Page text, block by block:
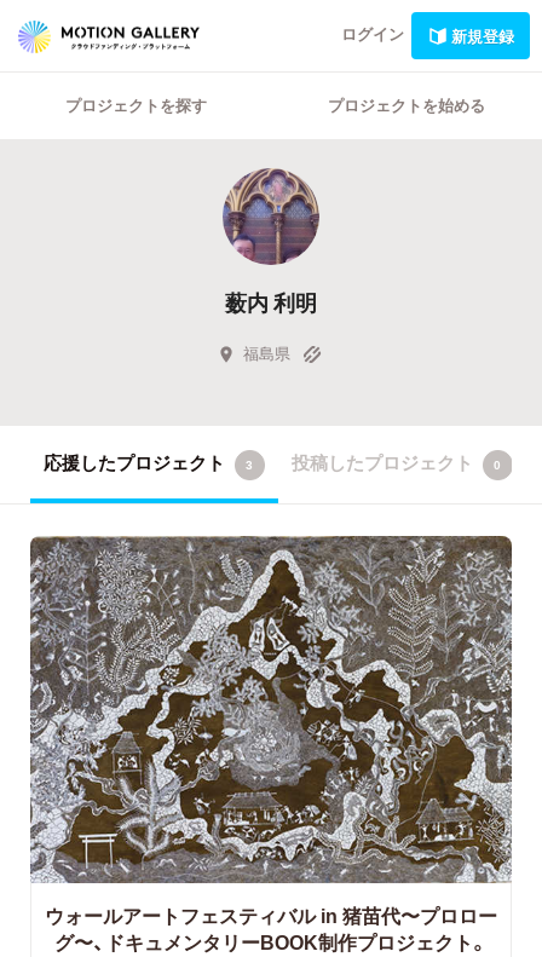
ログイン 新規登録
プロジェクトを探す プロジェクトを始める
薮内 利明
福島県
応援したプロジェクト 3 投稿したプロジェクト 0
ウォールアートフェスティバル in 猪苗代〜プロロー
グ〜、ドキュメンタリーBOOK制作プロジェクト。